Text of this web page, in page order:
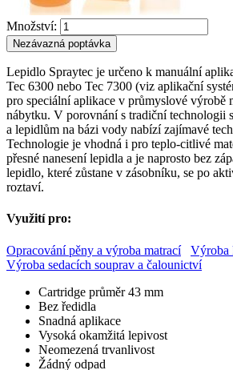
Množství:
Nezávazná poptávka
Lepidlo Spraytec je určeno k manuální
Tec 6300 nebo Tec 7300 (viz aplikační
pro speciální aplikace v průmyslové výrobě
nábytku. V porovnání s tradiční technologii
a lepidlům na bázi vody nabízí zajímavé
Technologie je vhodná i pro teplo-citlivé
přesné nanesení lepidla a je naprosto bez
lepidlo, které zůstane v zásobníku, se po
roztaví.
Využití pro:
Opracování pěny a výroba matrací
Výroba
Výroba sedacích souprav a čalounictví
Cartridge průměr 43 mm
Bez ředidla
Snadná aplikace
Vysoká okamžitá lepivost
Neomezená trvanlivost
Žádný odpad